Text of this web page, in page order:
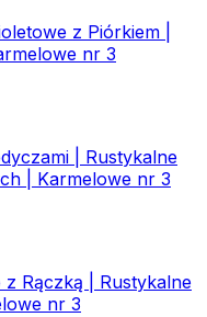
z Piórkiem |
nr 3
| Rustykalne
| Karmelowe nr 3
z Rączką | Rustykalne
nr 3